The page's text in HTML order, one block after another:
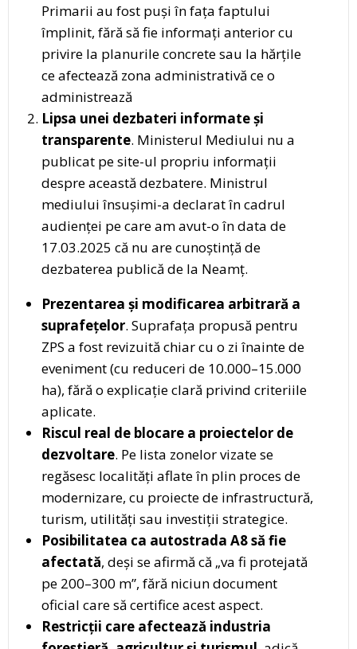
Primarii au fost puși în fața faptului
împlinit, fără să fie informați anterior cu
privire la planurile concrete sau la hărțile
ce afectează zona administrativă ce o
administrează
Lipsa unei dezbateri informate și
transparente. Ministerul Mediului nu a
publicat pe site-ul propriu informații
despre această dezbatere. Ministrul
mediului însușimi-a declarat în cadrul
audienței pe care am avut-o în data de
17.03.2025 că nu are cunoștință de
dezbaterea publică de la Neamț.
Prezentarea și modificarea arbitrară a
suprafețelor. Suprafața propusă pentru
ZPS a fost revizuită chiar cu o zi înainte de
eveniment (cu reduceri de 10.000–15.000
ha), fără o explicație clară privind criteriile
aplicate.
Riscul real de blocare a proiectelor de
dezvoltare. Pe lista zonelor vizate se
regăsesc localități aflate în plin proces de
modernizare, cu proiecte de infrastructură,
turism, utilități sau investiții strategice.
Posibilitatea ca autostrada A8 să fie
afectată, deși se afirmă că „va fi protejată
pe 200–300 m”, fără niciun document
oficial care să certifice acest aspect.
Restricții care afectează industria